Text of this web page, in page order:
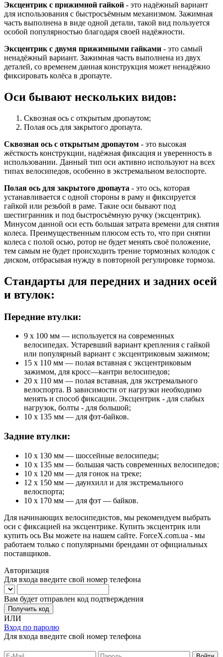
Эксцентрик с прижимной гайкой - это надёжный вариант
для использования с быстросъёмным механизмом. Зажимная
часть выполнена в виде одной детали, такой вид пользуется
особой популярностью благодаря своей надёжности.
Эксцентрик с двумя прижимными гайками - это самый
ненадёжный вариант. Зажимная часть выполнена из двух
деталей, со временем данная конструкция может ненадёжно
фиксировать колёса в дропауте.
Оси бывают нескольких видов:
Сквозная ось с открытым дропаутом;
Полая ось для закрытого дропаута.
Сквозная ось с открытым дропаутом - это высокая
жёсткость конструкции, надёжная фиксация и уверенность в
использовании. Данный тип оси активно используют на всех
типах велосипедов, особенно в экстремальном велоспорте.
Полая ось для закрытого дропаута - это ось, которая
устанавливается с одной стороны в раму и фиксируется
гайкой или резьбой в раме. Такие оси бывают под
шестигранник и под быстросъёмную ручку (эксцентрик).
Минусом данной оси есть большая затрата времени для снятия
колеса. Преимущественным плюсом есть то, что при снятии
колеса с полой осью, ротор не будет менять своё положение,
тем самым не будет происходить трение тормозных колодок с
диском, отбрасывая нужду в повторной регулировке тормоза.
Стандарты для передних и задних осей
и втулок:
Передние втулки:
9 x 100 мм — используется на современных
велосипедах. Устаревший вариант крепления с гайкой
или популярный вариант с эксцентриковым зажимом;
15 x 110 мм — полая вставная с эксцентриковым
зажимом, для кросс—кантри велосипедов;
20 x 110 мм — полая вставная, для экстремального
велоспорта. В зависимости от нагрузки необходимо
менять и способ фиксации. Эксцентрик - для слабых
нагрузок, болты - для большой;
10 х 135 мм — для фэт-байков.
Задние втулки:
10 х 130 мм — шоссейные велосипеды;
10 х 135 мм — большая часть современных велосипедов;
10 х 120 мм — для гонок на треке;
12 х 150 мм — даунхилл и для экстремального
велоспорта;
10 х 170 мм — для фэт — байков.
Для начинающих велосипедистов, мы рекомендуем выбрать
оси с фиксацией на эксцентрике. Купить эксцентрик или
купить ось Вы можете на нашем сайте. ForceX.com.ua - мы
работаем только с популярными брендами от официальных
поставщиков.
Авторизация
Для входа введите свой номер телефона
Вам будет отправлен код подтверждения
Получить код
ИЛИ
Вход по паролю
Для входа введите свой номер телефона